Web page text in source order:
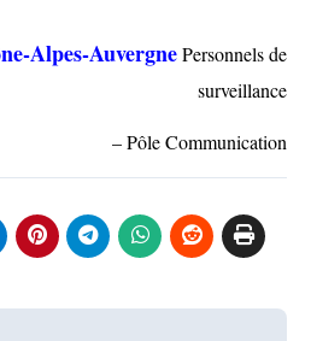
Alpes-AuvergnePersonnels de
surveillance
–Pôle Communication